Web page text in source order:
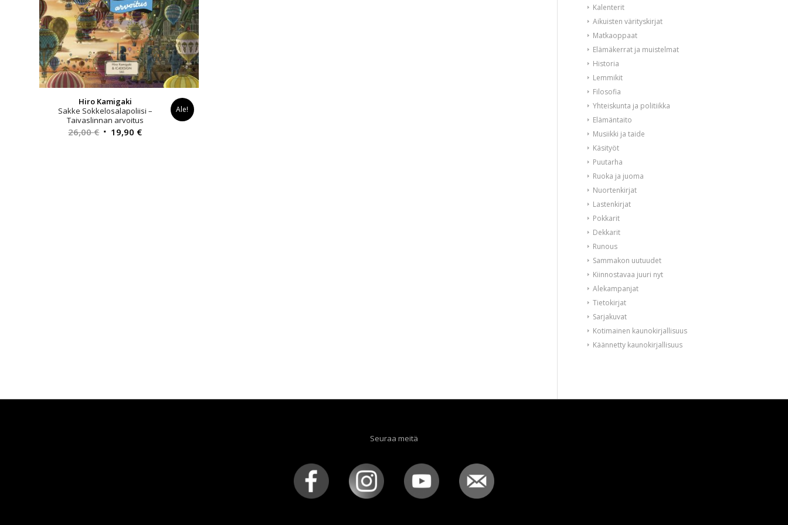
Hiro Kamigaki
Sakke Sokkelosalapoliisi –
Taivaslinnan arvoitus
26,00€ Alkuperäinen
19,90 €Nykyinen
Ale!
Kalenterit
Aikuisten värityskirjat
Matkaoppaat
Elämäkerrat ja muistelmat
Historia
Lemmikit
Filosofia
Yhteiskunta ja politiikka
Elämäntaito
Musiikki ja taide
Käsityöt
Puutarha
Ruoka ja juoma
Nuortenkirjat
Lastenkirjat
Pokkarit
Dekkarit
Runous
Sammakon uutuudet
Kiinnostavaa juuri nyt
Alekampanjat
Tietokirjat
Sarjakuvat
Kotimainen kaunokirjallisuus
Käännetty kaunokirjallisuus
Seuraa meitä